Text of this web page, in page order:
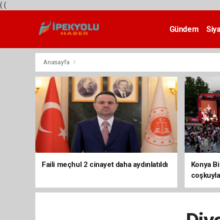
( (
Gündem
Anasayfa
Faili meçhul 2 cinayet daha aydınlatıldı
Konya